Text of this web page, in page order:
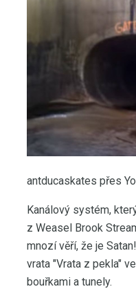
antducaskates přes
Kanálový systém,
z Weasel Brook
mnozí věří, že je
vrata "Vrata z pekla"
bouřkami a tunely.